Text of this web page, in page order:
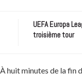
UEFA Europa
troisième tour
minutes de la fin